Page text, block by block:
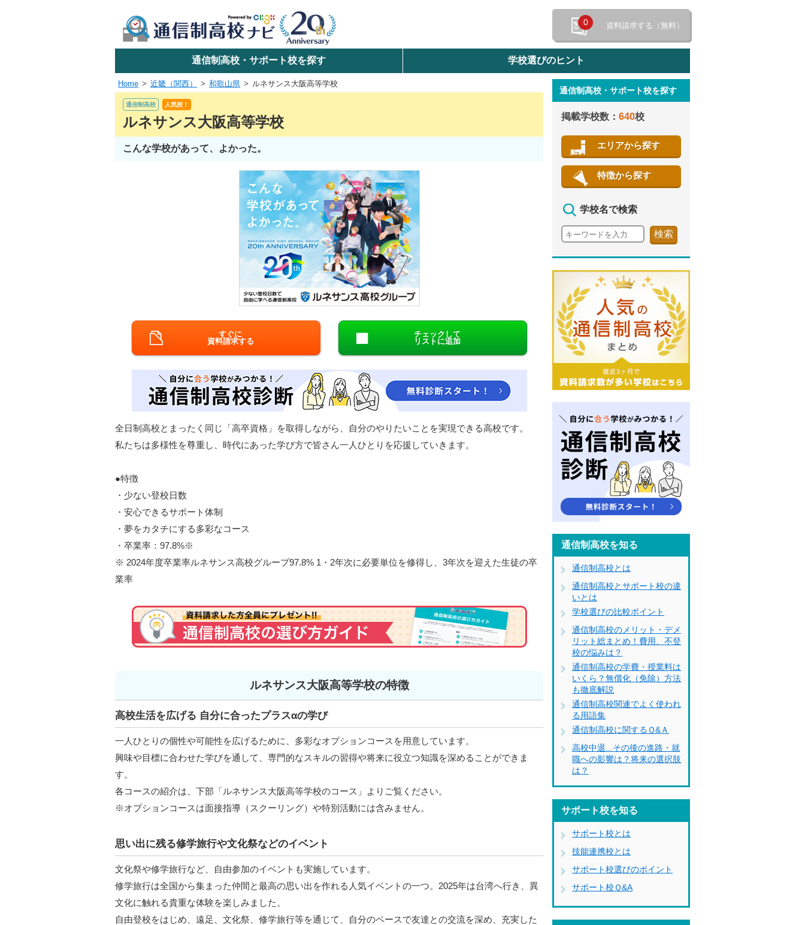
0 資料請求する（無料）
学校名で探す
検索
北陸・甲信越
中国
九州・沖縄
閉じる
通信制高校・サポート校を探す 学校選びのヒント
Home 近畿（関西） 和歌山県 ルネサンス大阪高等学校
通信制高校 人気校！
ルネサンス大阪高等学校
こんな学校があって、よかった。
すぐに
資料請求する
チェックして
リストに追加
全日制高校とまったく同じ「高卒資格」を取得しながら、自分のやりたいことを実現できる高校です。
私たちは多様性を尊重し、時代にあった学び方で皆さん一人ひとりを応援していきます。
●特徴
・少ない登校日数
・安心できるサポート体制
・夢をカタチにする多彩なコース
・卒業率：97.8%※
※ 2024年度卒業率ルネサンス高校グループ97.8% 1・2年次に必要単位を修得し、3年次を迎えた生徒の卒
業率
ルネサンス大阪高等学校の特徴
高校生活を広げる 自分に合ったプラスαの学び
一人ひとりの個性や可能性を広げるために、多彩なオプションコースを用意しています。
興味や目標に合わせた学びを通して、専門的なスキルの習得や将来に役立つ知識を深めることができま
す。
各コースの紹介は、下部「ルネサンス大阪高等学校のコース」よりご覧ください。
※オプションコースは面接指導（スクーリング）や特別活動には含みません。
思い出に残る修学旅行や文化祭などのイベント
文化祭や修学旅行など、自由参加のイベントも実施しています。
修学旅行は全国から集まった仲間と最高の思い出を作れる人気イベントの一つ。2025年は台湾へ行き、異
文化に触れる貴重な体験を楽しみました。
自由登校をはじめ、遠足、文化祭、修学旅行等を通じて、自分のペースで友達との交流を深め、充実した
通信制高校・サポート校を探す
掲載学校数： 640校
エリアから探す
特徴から探す
学校名で検索
通信制高校を知る
通信制高校とは
通信制高校とサポート校の違
いとは
学校選びの比較ポイント
通信制高校のメリット・デメ
リット総まとめ！費用、不登
校の悩みは？
通信制高校の学費・授業料は
いくら？無償化（免除）方法
も徹底解説
通信制高校関連でよく使われ
る用語集
通信制高校に関するＱ&Ａ
高校中退...その後の進路・就
職への影響は？将来の選択肢
は？
サポート校を知る
サポート校とは
技能連携校とは
サポート校選びのポイント
サポート校Ｑ&A